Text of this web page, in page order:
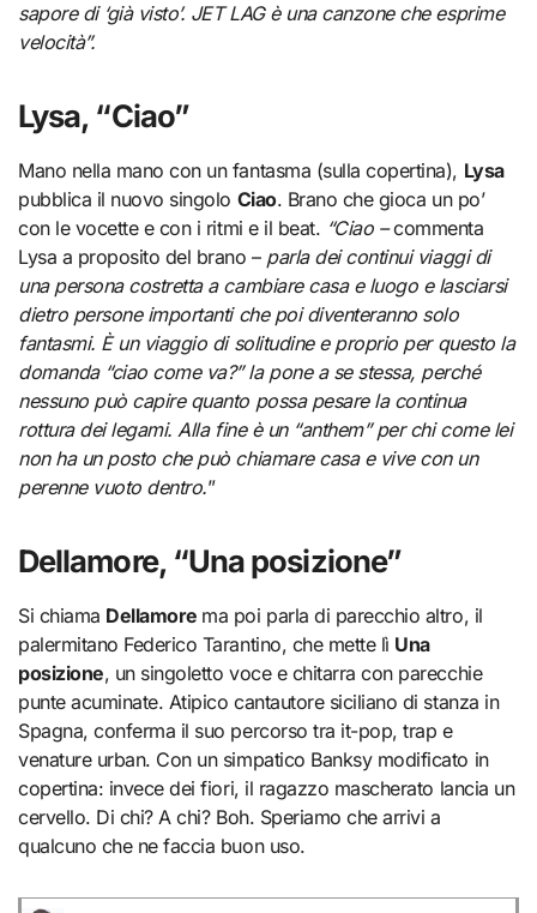
sapore di ‘già visto’. JET LAG è una canzone che esprime
velocità”.
Lysa, “Ciao”
Mano nella mano con un fantasma (sulla copertina), Lysa
pubblica il nuovo singolo Ciao. Brano che gioca un po’
con le vocette e con i ritmi e il beat. “Ciao –commenta
Lysa a proposito del brano – parla dei continui viaggi di
una persona costretta a cambiare casa e luogo e lasciarsi
dietro persone importanti che poi diventeranno solo
fantasmi. È un viaggio di solitudine e proprio per questo la
domanda “ciao come va?” la pone a se stessa, perché
nessuno può capire quanto possa pesare la continua
rottura dei legami. Alla fine è un “anthem” per chi come lei
non ha un posto che può chiamare casa e vive con un
perenne vuoto dentro.”
Dellamore, “Una posizione”
Si chiama Dellamore ma poi parla di parecchio altro, il
palermitano Federico Tarantino, che mette lì Una
posizione, un singoletto voce e chitarra con parecchie
punte acuminate. Atipico cantautore siciliano di stanza in
Spagna, conferma il suo percorso tra it-pop, trap e
venature urban. Con un simpatico Banksy modificato in
copertina: invece dei fiori, il ragazzo mascherato lancia un
cervello. Di chi? A chi? Boh. Speriamo che arrivi a
qualcuno che ne faccia buon uso.